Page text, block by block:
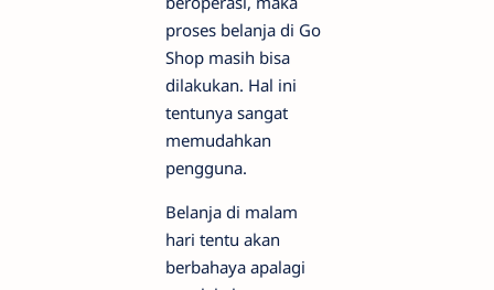
proses belanja di Go
Shop masih bisa
dilakukan. Hal ini
tentunya sangat
memudahkan
pengguna.
Belanja di malam
hari tentu akan
berbahaya apalagi